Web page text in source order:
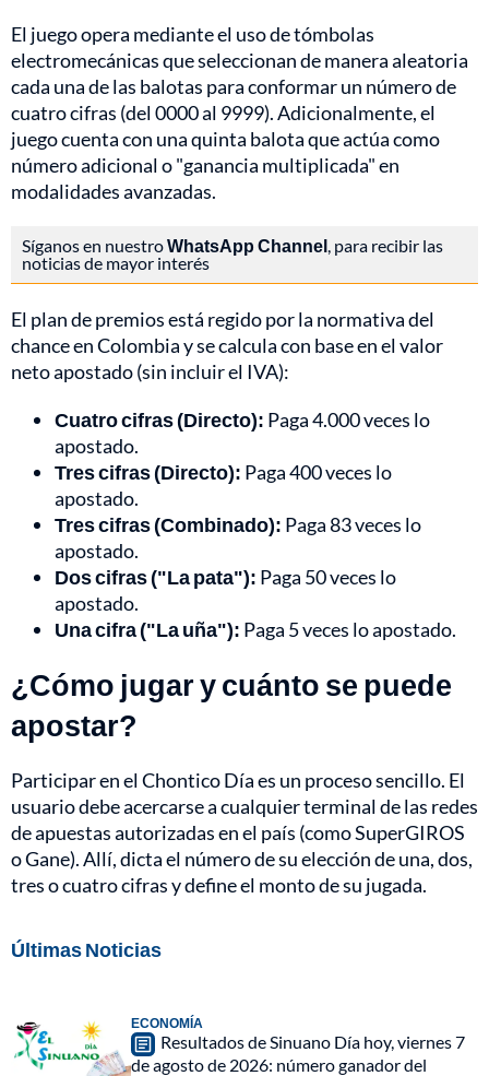
El juego opera mediante el uso de tómbolas
electromecánicas que seleccionan de manera aleatoria
cada una de las balotas para conformar un número de
cuatro cifras (del 0000 al 9999). Adicionalmente, el
juego cuenta con una quinta balota que actúa como
número adicional o "ganancia multiplicada" en
modalidades avanzadas.
Síganos en nuestroWhatsApp Channel, para recibir las
noticias de mayor interés
El plan de premios está regido por la normativa del
chance en Colombia y se calcula con base en el valor
neto apostado (sin incluir el IVA):
Cuatro cifras (Directo): Paga 4.000 veces lo
apostado.
Tres cifras (Directo): Paga 400 veces lo
apostado.
Tres cifras (Combinado): Paga 83 veces lo
apostado.
Dos cifras ("La pata"): Paga 50 veces lo
apostado.
Una cifra ("La uña"): Paga 5 veces lo apostado.
¿Cómo jugar y cuánto se puede
apostar?
Participar en el Chontico Día es un proceso sencillo. El
usuario debe acercarse a cualquier terminal de las redes
de apuestas autorizadas en el país (como SuperGIROS
o Gane). Allí, dicta el número de su elección de una, dos,
tres o cuatro cifras y define el monto de su jugada.
Últimas Noticias
ECONOMÍA
Resultados de Sinuano Día hoy, viernes 7
de agosto de 2026: número ganador del